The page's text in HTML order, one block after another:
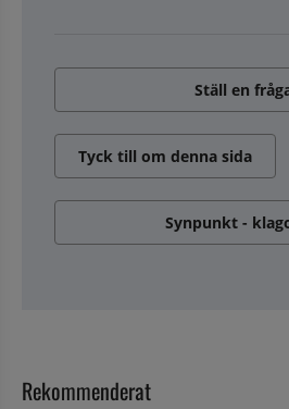
Ställ en
Tyck till om denna sida
Synpunkt -
Rekommenderat